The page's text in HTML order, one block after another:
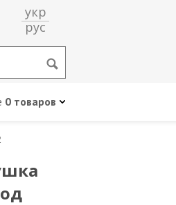
укр
рус
0 товаров